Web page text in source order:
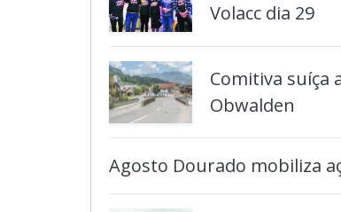
Volacc dia 29
Comitiva suíça
Obwalden
Agosto Dourado mobiliza